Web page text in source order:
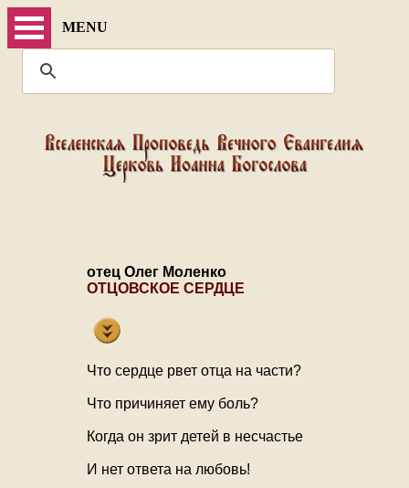
MENU
отец Олег Моленко
ОТЦОВСКОЕ СЕРДЦЕ
Что сердце рвет отца на части?
Что причиняет ему боль?
Когда он зрит детей в несчастье
И нет ответа на любовь!